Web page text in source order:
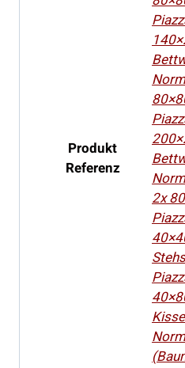
Produkt
Referenz
2x